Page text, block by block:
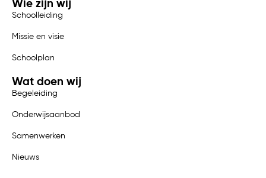
Wie zijn wij
Schoolleiding
Missie en visie
Schoolplan
Wat doen wij
Begeleiding
Onderwijsaanbod
Samenwerken
Nieuws